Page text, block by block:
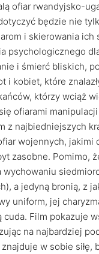
ofiar rwandyjsko-
będzie nie
i skierowania ich
psychologicznego
i śmierć bliskich,
i kobiet, które
którzy wciąż
ofiarami
z najbiedniejszych
wojennych, jakimi
zasobne. Pomimo,
wychowaniu
a jedyną bronią, z
uniform, jej
Film pokazuje
na najbardziej
w sobie siłę,